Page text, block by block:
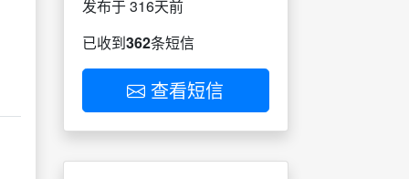
发布于 316天前
已收到362条短信
查看短信